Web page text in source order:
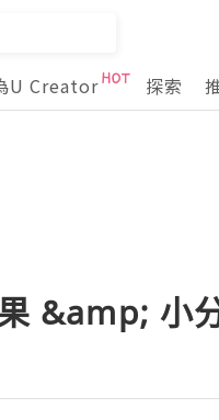
U Creator 探索
&amp; 小